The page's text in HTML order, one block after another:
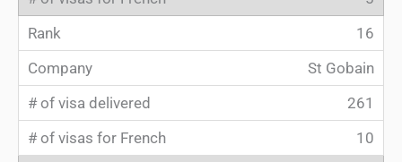
16
St Gobain
261
10